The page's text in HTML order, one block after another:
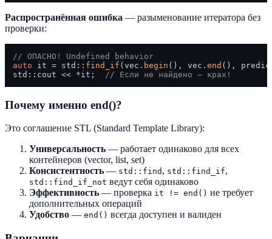
Распространённая ошибка — разыменование итератора без
проверки:
// ОПАСНО! Undefined behavior
auto it = std:: find_if (vec. begin (), vec. end (),
std::cout << *it;
// Если не найдено — крах!
Почему именно end()?
Это соглашение STL (Standard Template Library):
Универсальность — работает одинаково для всех
контейнеров (vector, list, set)
Консистентность — std::find , std::find_if,
std::find_if_not ведут себя одинаково
Эффективность — проверка it != end() не требует
дополнительных операций
Удобство — end() всегда доступен и валиден